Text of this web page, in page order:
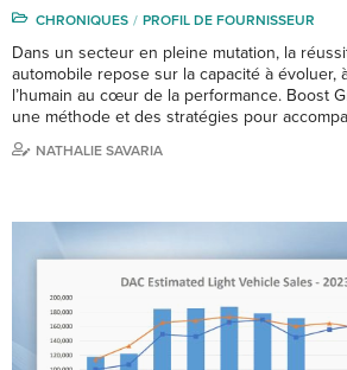
CHRONIQUES PROFIL DE FOURNISSEUR
Dans un secteur en pleine mutation, la
automobile repose sur la capacité à évoluer,
l’humain au cœur de la performance. Boost
une méthode et des stratégies pour
NATHALIE SAVARIA